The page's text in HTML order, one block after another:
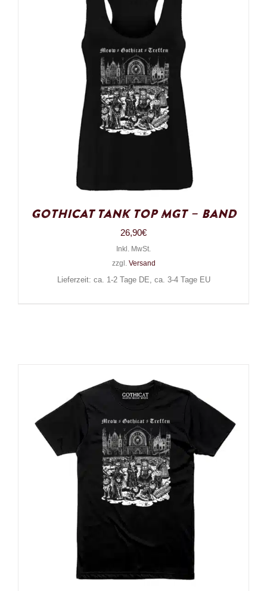
Gothicat Tank Top MGT – Band
26,90€
Inkl. MwSt.
zzgl. Versand
Lieferzeit: ca. 1-2 Tage DE, ca. 3-4 Tage EU